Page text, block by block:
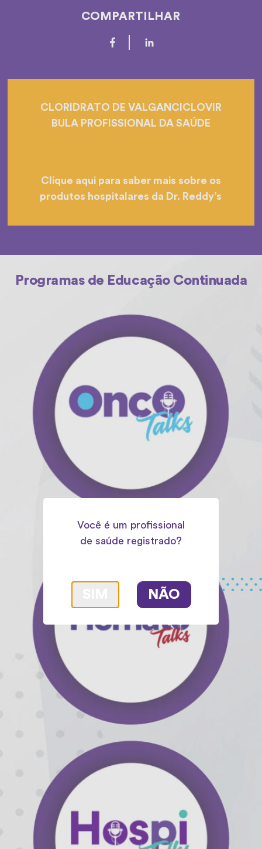
COMPARTILHAR
CLORIDRATO DE VALGANCICLOVIR
BULA PROFISSIONAL DA SAÚDE
Clique aqui para saber mais sobre os
produtos hospitalares da Dr. Reddy’s
Programas de Educação Continuada
Você é um profissional
de saúde registrado?
NÃO